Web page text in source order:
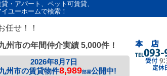
・アパート、ペット可賃貸、
ユーホームで検索！
任せ！！
州市の年間仲介実績 5,000件！
2026年8月7日
州市の賃貸物件8,989部屋公開中!